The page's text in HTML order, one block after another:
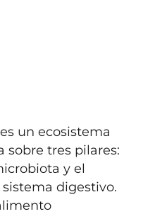
un ecosistema
sobre tres pilares:
y el
digestivo.